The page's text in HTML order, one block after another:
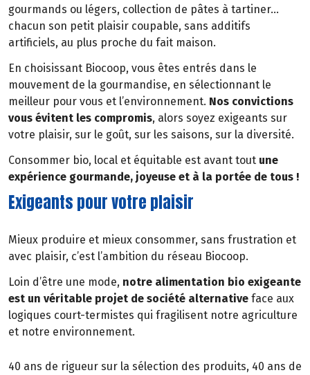
gourmands ou légers, collection de pâtes à tartiner…
chacun son petit plaisir coupable, sans additifs
artificiels, au plus proche du fait maison.
En choisissant Biocoop, vous êtes entrés dans le
mouvement de la gourmandise, en sélectionnant le
meilleur pour vous et l’environnement. Nos convictions
vous évitent les compromis, alors soyez exigeants sur
votre plaisir, sur le goût, sur les saisons, sur la diversité.
Consommer bio, local et équitable est avant tout une
expérience gourmande, joyeuse et à la portée de tous !
Exigeants pour votre plaisir
Mieux produire et mieux consommer, sans frustration et
avec plaisir, c’est l’ambition du réseau Biocoop.
Loin d’être une mode, notre alimentation bio exigeante
est un véritable projet de société alternative face aux
logiques court-termistes qui fragilisent notre agriculture
et notre environnement.
40 ans de rigueur sur la sélection des produits, 40 ans de